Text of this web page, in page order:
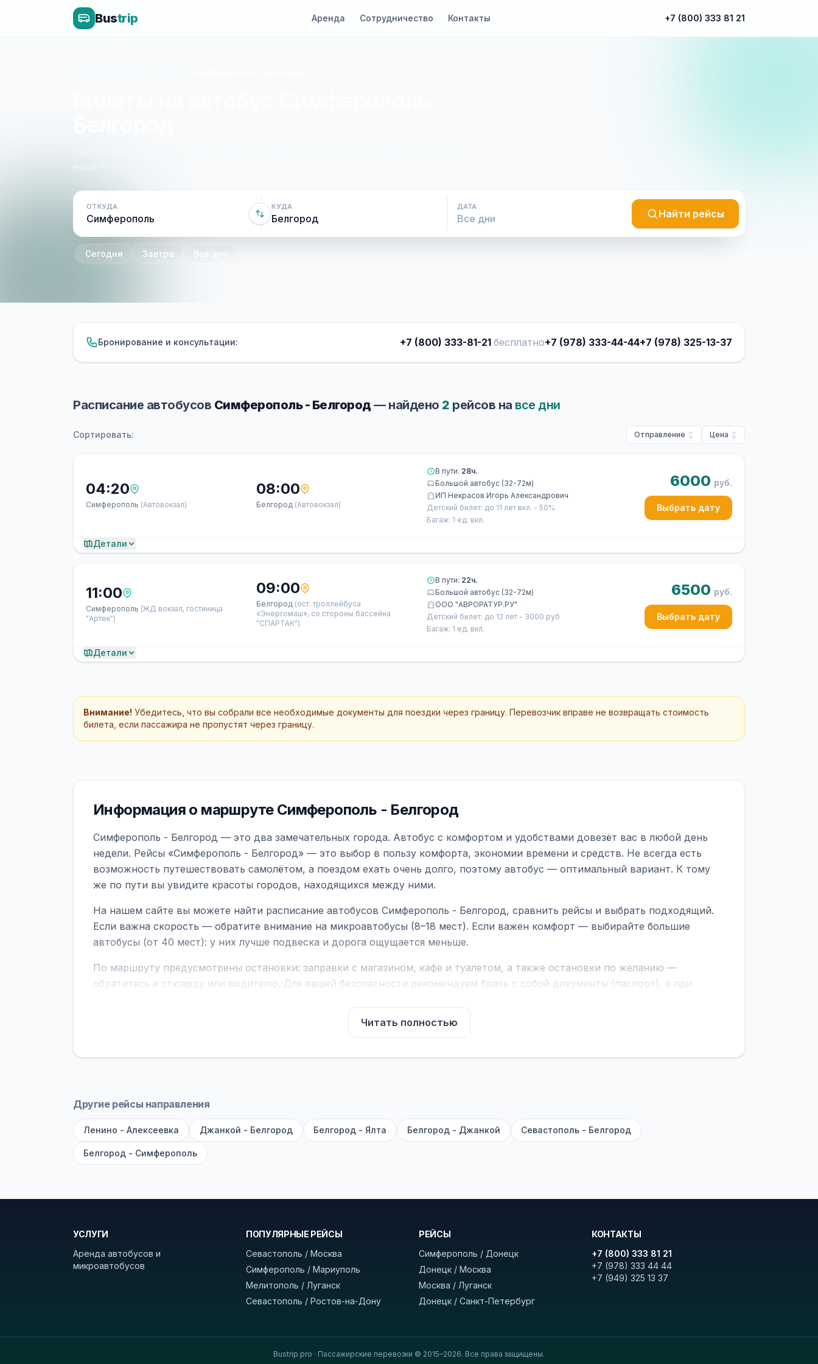
Bustrip Аренда Сотрудничество Контакты +7 (800) 333 81 21
ОТКУДА КУДА ДАТА
Найти рейсы
Сегодня Завтра Все дни
Бронирование и консультации: +7 (800) 333-81-21 бесплатно+7 (978) 333-44-44+7 (978) 325-13-37
Расписание автобусов Симферополь - Белгород — найдено 2 рейсов на все дни
Сортировать: Отправление Цена
04:20
Симферополь (Автовокзал)
08:00
Белгород (Автовокзал)
В пути: 28ч.
Большой автобус (32-72м)
ИП Некрасов Игорь Александрович
Детский билет: до 11 лет вкл. - 50%
Багаж: 1 ед. вкл.
6000 руб.
Выбрать дату
Детали
11:00
Симферополь (ЖД вокзал, гостиница
"Артек")
09:00
Белгород (ост. троллейбуса
«Энергомаш», со стороны бассейна
"СПАРТАК")
В пути: 22ч.
Большой автобус (32-72м)
ООО "АВРОРАТУР.РУ"
Детский билет: до 12 лет - 3000 руб
Багаж: 1 ед. вкл.
6500 руб.
Выбрать дату
Детали
Внимание! Убедитесь, что вы собрали все необходимые документы для поездки через границу. Перевозчик вправе не возвращать стоимость
билета, если пассажира не пропустят через границу.
Информация о маршруте Симферополь - Белгород
Симферополь - Белгород — это два замечательных города. Автобус с комфортом и удобствами довезёт вас в любой день
недели. Рейсы «Симферополь - Белгород» — это выбор в пользу комфорта, экономии времени и средств. Не всегда есть
возможность путешествовать самолётом, а поездом ехать очень долго, поэтому автобус — оптимальный вариант. К тому
же по пути вы увидите красоты городов, находящихся между ними.
На нашем сайте вы можете найти расписание автобусов Симферополь - Белгород, сравнить рейсы и выбрать подходящий.
Если важна скорость — обратите внимание на микроавтобусы (8–18 мест). Если важен комфорт — выбирайте большие
автобусы (от 40 мест): у них лучше подвеска и дорога ощущается меньше.
По маршруту предусмотрены остановки: заправки с магазином, кафе и туалетом, а также остановки по желанию —
обратитесь к стюарду или водителю. Для вашей безопасности рекомендуем брать с собой документы (паспорт), а при
В автобусах есть всё необходимое для комфортной поездки: регулировка сидений, кондиционер, отопление, зарядка
устройств, вода, пледы. На больших автобусах работают стюарды. У нас
оплата производится только при посадке, печатать билет заранее не нужно.
рейсов вы увидите время выезда, место посадки, время и место прибытия, время в пути и цену. Кнопка «Детали рейса»
Удачных поездок! С уважением, командаBUSTRIP.PRO
Читать полностью
Другие рейсы направления
Ленино - Алексеевка Джанкой - Белгород Белгород - Ялта Белгород - Джанкой Севастополь - Белгород
Белгород - Симферополь
УСЛУГИ
Аренда автобусов и
микроавтобусов
ПОПУЛЯРНЫЕ РЕЙСЫ
Севастополь / Москва
Симферополь / Мариуполь
Мелитополь / Луганск
Севастополь / Ростов-на-Дону
РЕЙСЫ
Симферополь / Донецк
Донецк / Москва
Москва / Луганск
Донецк / Санкт-Петербург
КОНТАКТЫ
+7 (800) 333 81 21
+7 (978) 333 44 44
+7 (949) 325 13 37
Bustrip.pro · Пассажирские перевозки © 2015–2026. Все права защищены.